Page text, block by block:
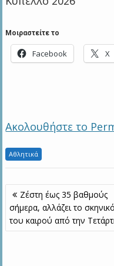
Μοιραστείτε το
Facebook X
Ακολουθήστε το
Αθλητικά
Πλοήγηση
άρθρων
Ζέστη έως 35 βαθμούς
σήμερα, αλλάζει το σκηνικό
του καιρού από την